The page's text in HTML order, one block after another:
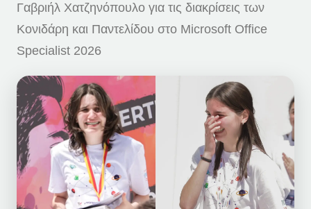
Γαβριήλ Χατζηνόπουλο για τις διακρίσεις των
Κονιδάρη και Παντελίδου στο Microsoft Office
Specialist 2026